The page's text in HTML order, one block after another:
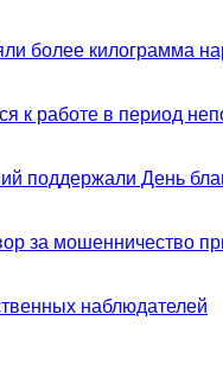
более килограмма
к работе в период
поддержали День
за мошенничество
наблюдателей